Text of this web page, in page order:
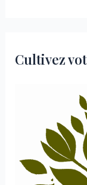
Cultivez